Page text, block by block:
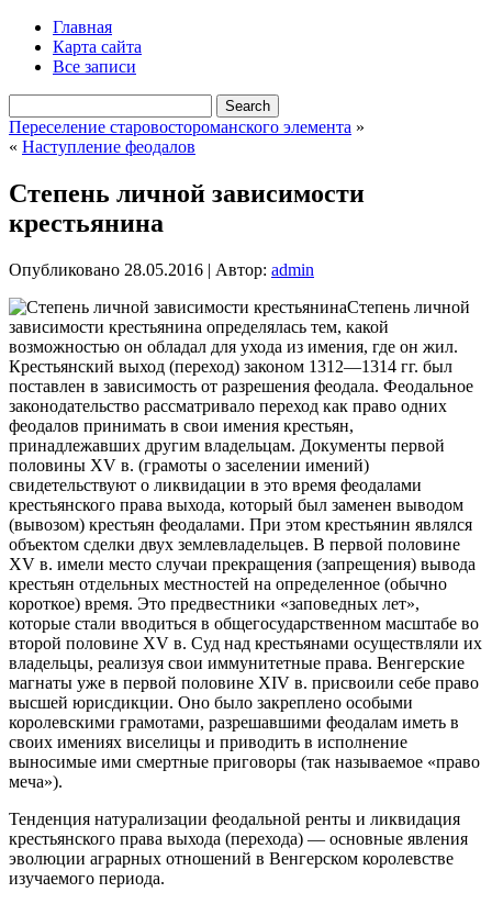
Главная
Карта сайта
Все записи
Переселение старовостороманского элемента »
« Наступление феодалов
Степень личной зависимости
крестьянина
Опубликовано 28.05.2016 | Автор: admin
Степень личной
зависимости крестьянина определялась тем, какой
возможностью он обладал для ухода из имения, где он жил.
Крестьянский выход (переход) законом 1312—1314 гг. был
поставлен в зависимость от разрешения феодала. Феодальное
законодательство рассматривало переход как право одних
феодалов принимать в свои имения крестьян,
принадлежавших другим владельцам. Документы первой
половины XV в. (грамоты о заселении имений)
свидетельствуют о ликвидации в это время феодалами
крестьянского права выхода, который был заменен выводом
(вывозом) крестьян феодалами. При этом крестьянин являлся
объектом сделки двух землевладельцев. В первой половине
XV в. имели место случаи прекращения (запрещения) вывода
крестьян отдельных местностей на определенное (обычно
короткое) время. Это предвестники «заповедных лет»,
которые стали вводиться в общегосударственном масштабе во
второй половине XV в. Суд над крестьянами осуществляли их
владельцы, реализуя свои иммунитетные права. Венгерские
магнаты уже в первой половине XIV в. присвоили себе право
высшей юрисдикции. Оно было закреплено особыми
королевскими грамотами, разрешавшими феодалам иметь в
своих имениях виселицы и приводить в исполнение
выносимые ими смертные приговоры (так называемое «право
меча»).
Тенденция натурализации феодальной ренты и ликвидация
крестьянского права выхода (перехода) — основные явления
эволюции аграрных отношений в Венгерском королевстве
изучаемого периода.